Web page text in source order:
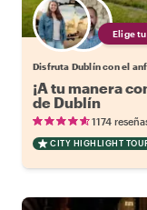
Elige
Disfruta Dublín con el
¡A tu manera
de Dublín
1174
CITY HIGHLIGHT